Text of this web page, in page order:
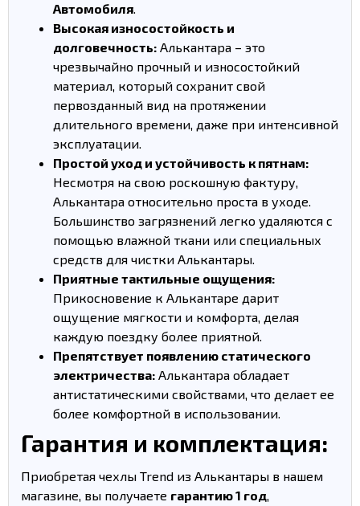
Автомобиля.
Высокая износостойкость и
долговечность: Алькантара – это
чрезвычайно прочный и износостойкий
материал, который сохранит свой
первозданный вид на протяжении
длительного времени, даже при интенсивной
эксплуатации.
Простой уход и устойчивость к пятнам:
Несмотря на свою роскошную фактуру,
Алькантара относительно проста в уходе.
Большинство загрязнений легко удаляются с
помощью влажной ткани или специальных
средств для чистки Алькантары.
Приятные тактильные ощущения:
Прикосновение к Алькантаре дарит
ощущение мягкости и комфорта, делая
каждую поездку более приятной.
Препятствует появлению статического
электричества: Алькантара обладает
антистатическими свойствами, что делает ее
более комфортной в использовании.
Гарантия и комплектация:
Приобретая чехлы Trend из Алькантары в нашем
магазине, вы получаете гарантию 1 год,